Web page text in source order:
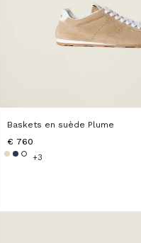
Baskets en suède Plume
€ 760
+3